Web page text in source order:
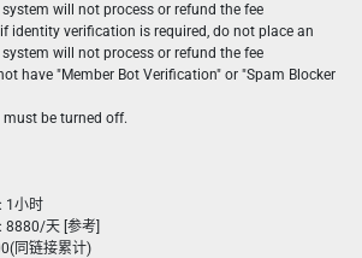
will not process or refund the fee
identity verification is required, do not place an
will not process or refund the fee
have "Member Bot Verification" or "Spam Blocker
must be turned off.
1小时
8880/天 [参考]
同链接累计)